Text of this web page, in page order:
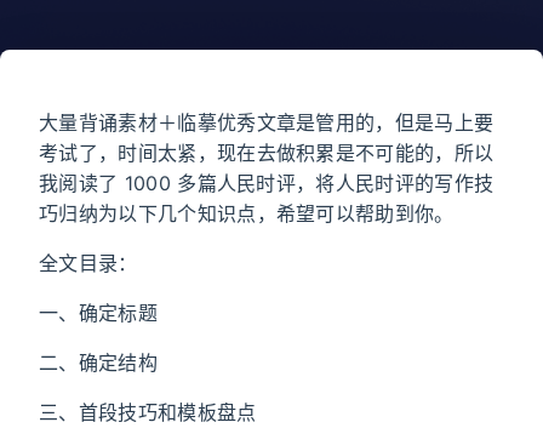
大量背诵素材＋临摹优秀文章是管用的，但是马上要
考试了，时间太紧，现在去做积累是不可能的，所以
我阅读了 1000 多篇人民时评，将人民时评的写作技
巧归纳为以下几个知识点，希望可以帮助到你。
全文目录：
一、确定标题
二、确定结构
三、首段技巧和模板盘点